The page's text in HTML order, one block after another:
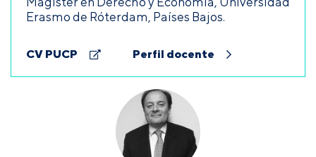
Erasmo de Róterdam, Países Bajos.
CV PUCP Perfil docente